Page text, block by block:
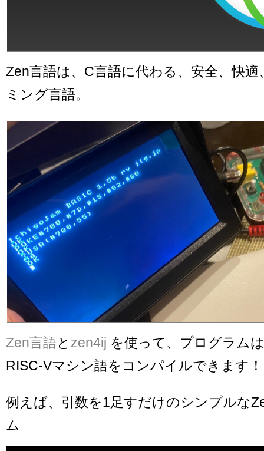
Zen言語は、C言語に代わる、安全、快
ミング言語。
Zen言語と zen4ij を使って、プログラム
RISC-Vマシン語をコンパイルできます！
例えば、引数を1足すだけのシンプルな
ム